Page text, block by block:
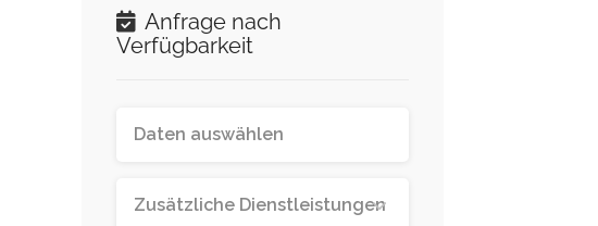
Anfrage nach
Verfügbarkeit
Zusätzliche Dienstleistungen